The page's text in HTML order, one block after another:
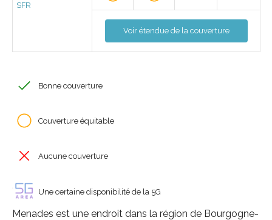
SFR
Voir étendue de la couverture
Bonne couverture
Couverture équitable
Aucune couverture
Une certaine disponibilité de la 5G
Menades est une endroit dans la région de Bourgogne-